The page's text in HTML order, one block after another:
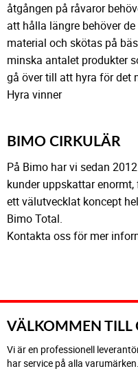
åtgången på råvaror
att hålla längre behöver
material och skötas på
minska antalet produkter
gå över till att hyra för det
Hyra vinner
BIMO CIRKULÄR
På Bimo har vi sedan
kunder uppskattar
ett välutvecklat koncept
Bimo Total.
Kontakta oss för mer
VÄLKOMMEN TILL
Vi är en professionell
har service på alla varumärken.